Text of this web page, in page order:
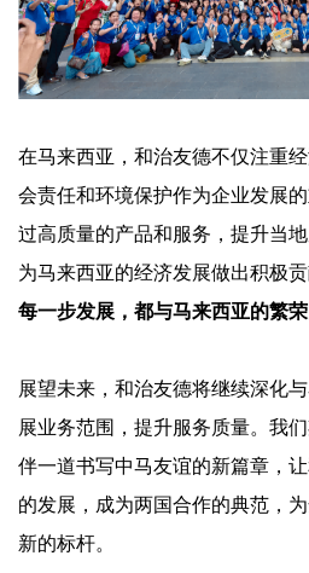
在马来西亚，和治友德不仅注重
会责任和环境保护作为企业发展
过高质量的产品和服务，提升当
为马来西亚的经济发展做出积极贡
每一步发展，都与马来西亚的繁荣
展望未来，和治友德将继续深化
展业务范围，提升服务质量。我
伴一道书写中马友谊的新篇章，
的发展，成为两国合作的典范，
新的标杆。